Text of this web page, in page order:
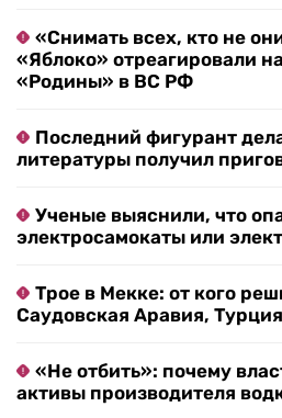
«Снимать всех, кто не
«Яблоко» отреагировали
«Родины» в ВС РФ
Последний фигурант
литературы получил
Ученые выяснили, что
электросамокаты или
Трое в Мекке: от кого
Саудовская Аравия,
«Не отбить»: почему
активы производителя